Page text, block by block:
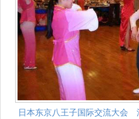
日本东京八王子国际交流大会